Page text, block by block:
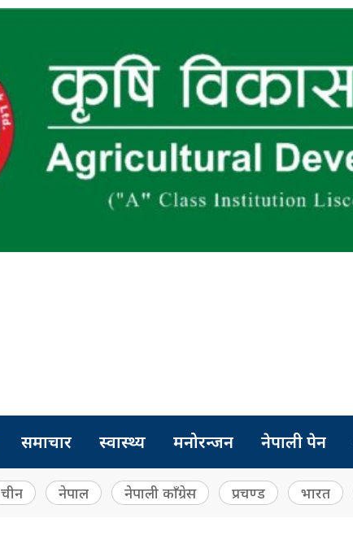
समाचार स्वास्थ्य मनोरन्जन नेपाली पेन
चीन नेपाल नेपाली काँग्रेस प्रचण्ड भारत